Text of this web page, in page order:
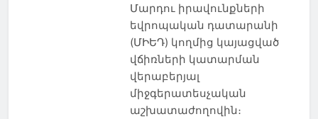
Մարդու իրավունքների
եվրոպական դատարանի
(ՄԻԵԴ) կողմից կայացված
վճիռների կատարման
վերաբերյալ
միջգերատեսչական
աշխատաժողովին։